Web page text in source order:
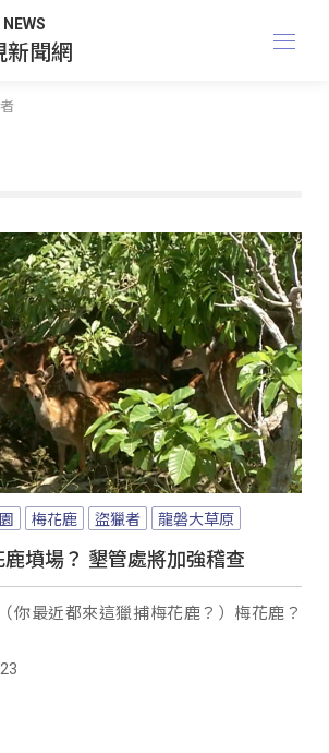
新聞網
梅花鹿 盜獵者 龍磐大草原
墳場？ 墾管處將加強稽查
你最近都來這獵捕梅花鹿？）梅花鹿？